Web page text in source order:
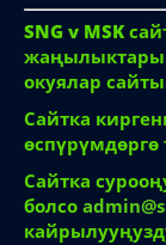
SNG v MSK
жаңылыктары
окуялар
Сайтка
Сайтка
болсо